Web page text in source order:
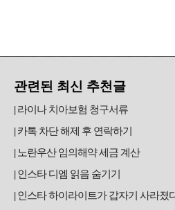
관련된 최신 추천글
라이나 치아보험 청구서류
카톡 차단 해제 후 연락하기
노란우산 임의해약 세금 계산
인스타 디엠 읽음 숨기기
인스타 하이라이트가 갑자기 사라졌